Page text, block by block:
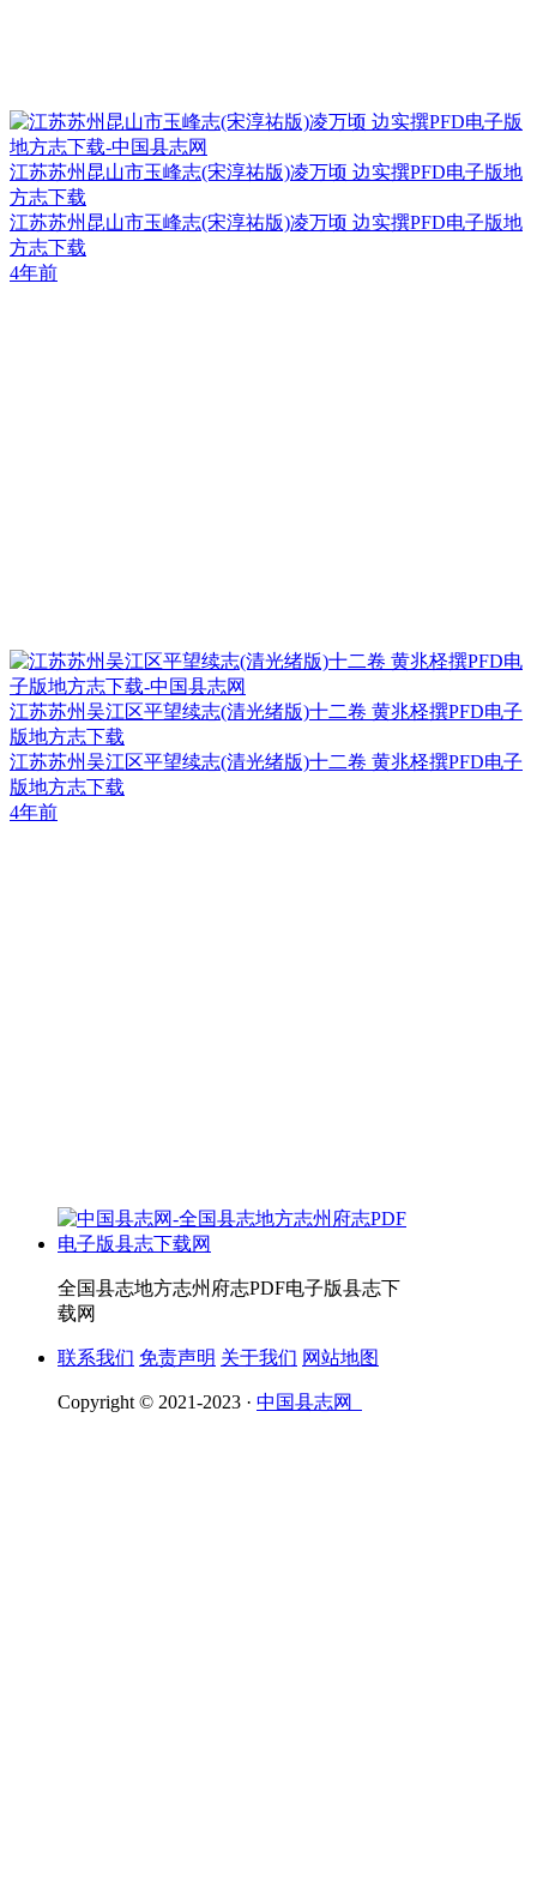
江苏苏州昆山市玉峰志(宋淳祐版)凌万顷 边实撰PFD电子版地
方志下载
江苏苏州昆山市玉峰志(宋淳祐版)凌万顷 边实撰PFD电子版地
方志下载
4年前
江苏苏州吴江区平望续志(清光绪版)十二卷 黄兆柽撰PFD电子
版地方志下载
江苏苏州吴江区平望续志(清光绪版)十二卷 黄兆柽撰PFD电子
版地方志下载
4年前
全国县志地方志州府志PDF电子版县志下
载网
联系我们 免责声明 关于我们 网站地图
Copyright © 2021-2023 · 中国县志网